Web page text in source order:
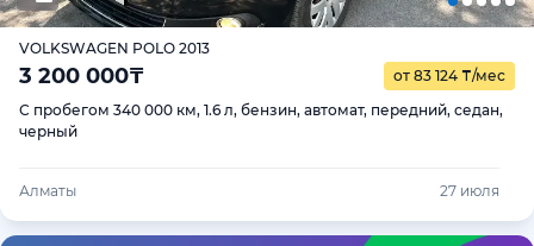
VOLKSWAGEN POLO 2013
3 200 000₸ от 83 124 ₸/мес
С пробегом 340 000 км, 1.6 л, бензин, автомат, передний, седан,
черный
Алматы 27 июля